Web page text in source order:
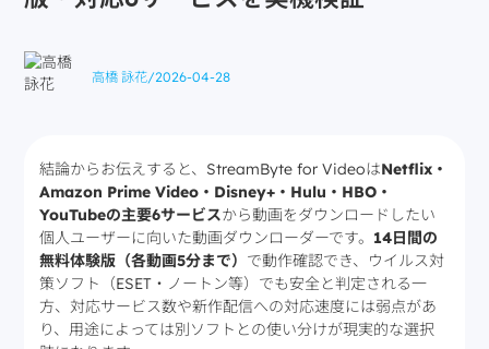
高橋 詠花/2026-04-28
結論からお伝えすると、StreamByte for VideoはNetflix・
Amazon Prime Video・Disney+・Hulu・HBO・
YouTubeの主要6サービスから動画をダウンロードしたい
個人ユーザーに向いた動画ダウンローダーです。 14日間の
無料体験版（各動画5分まで） で動作確認でき、ウイルス対
策ソフト（ESET・ノートン等）でも安全と判定される一
方、対応サービス数や新作配信への対応速度には弱点があ
り、用途によっては別ソフトとの使い分けが現実的な選択